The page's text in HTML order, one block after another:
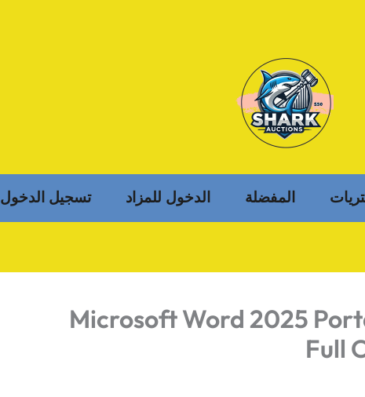
المفضلة الدخول للمزاد تسجيل الدخول
Microsoft Word 2025
Full